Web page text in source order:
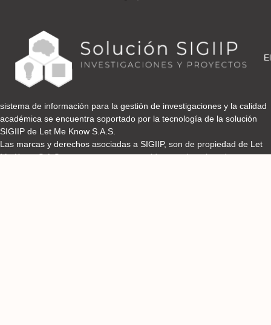
El
sistema de información para la gestión de investigaciones y la calidad
académica se encuentra soportado por la tecnología de la solución
SIGIIP de Let Me Know S.A.S.
Las marcas y derechos asociadas a SIGIIP, son de propiedad de Let
Me Know S.A.S y se encuentran protegidos por derechos de autor e